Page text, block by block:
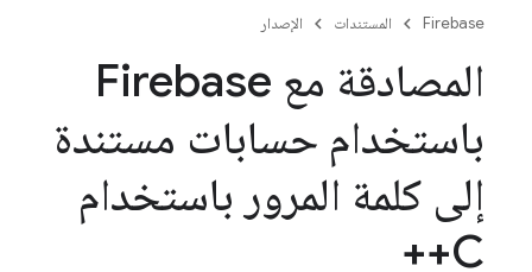
Firebase المستندات الإصدار
المصادقة مع Firebase
باستخدام حسابات مستندة
إلى كلمة المرور باستخدام
C++